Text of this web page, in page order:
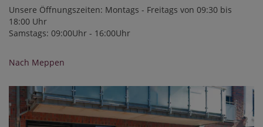
Unsere Öffnungszeiten: Montags - Freitags von 09:30 bis
18:00 Uhr
Samstags: 09:00Uhr - 16:00Uhr
Nach Meppen